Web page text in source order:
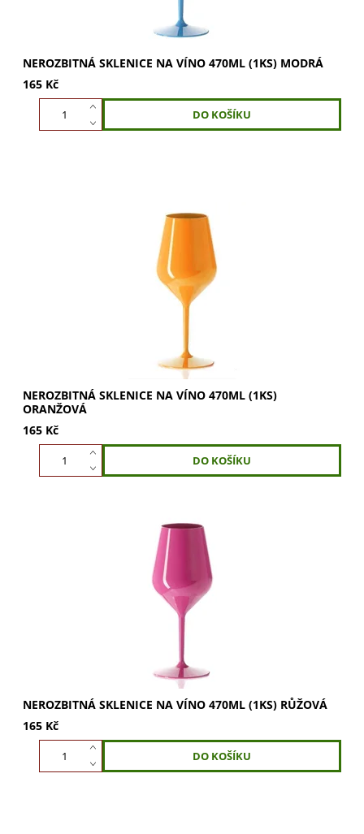
NEROZBITNÁ SKLENICE NA VÍNO 470ML (1KS) MODRÁ
165 Kč
Oranžová nerozbitná sklenice na víno 470ml. Vychutnejte
si plnou chuť vína díky elegantnímu tvaru podporujícímu
rozvinutí vůní a pozorování...
NEROZBITNÁ SKLENICE NA VÍNO 470ML (1KS)
ORANŽOVÁ
165 Kč
Růžová nerozbitná sklenice na víno 470ml pro dokonalý
zážitek z vína i bublinek. Vychutnejte si plné aroma a
krásu bublinek. Ideální pro každou...
NEROZBITNÁ SKLENICE NA VÍNO 470ML (1KS) RŮŽOVÁ
165 Kč